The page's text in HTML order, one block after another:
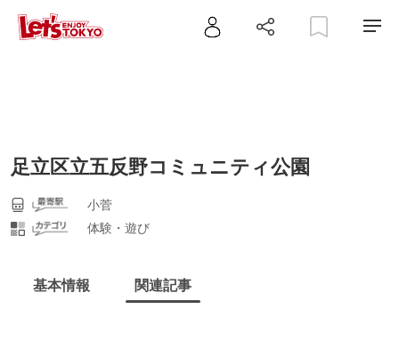
足立区立五反野コミュニティ公園
小菅
体験・遊び
基本情報 関連記事